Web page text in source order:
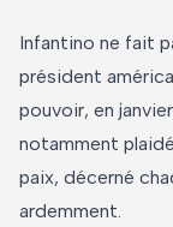
Infantino ne fait
président
pouvoir, en
notamment
paix, décerné
ardemment.